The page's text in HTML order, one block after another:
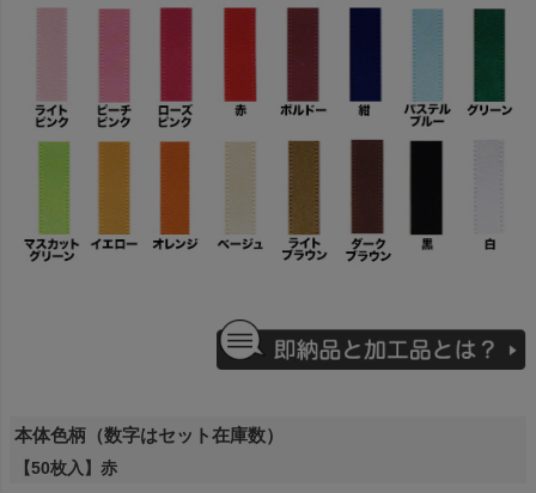
本体色柄（数字はセット在庫数）
【50枚入】赤